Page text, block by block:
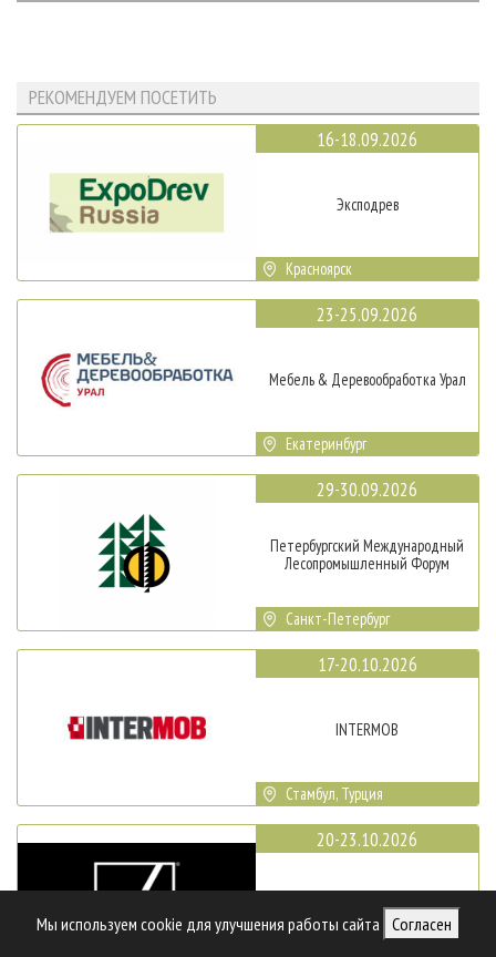
Мы используем cookie для улучшения работы сайта Согласен
РЕКОМЕНДУЕМ ПОСЕТИТЬ
16-18.09.2026
Эксподрев
Красноярск
23-25.09.2026
Мебель & Деревообработка Урал
Екатеринбург
29-30.09.2026
Петербургский Международный
Лесопромышленный Форум
Санкт-Петербург
17-20.10.2026
INTERMOB
Стамбул, Турция
20-23.10.2026
SICAM